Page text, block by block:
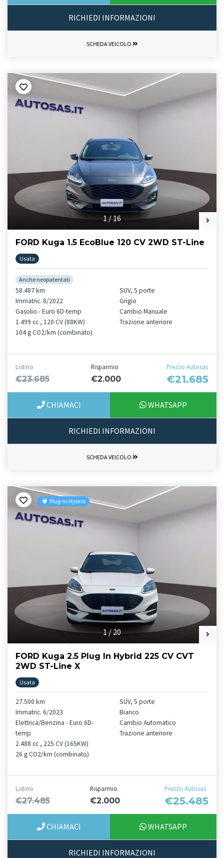
RICHIEDI INFORMAZIONI
SCHEDA VEICOLO
1 /16
FORD Kuga 1.5 EcoBlue 120 CV 2WD ST-Line
Usata
Anche neopatentati
58.487 km
Immatric. 8/2022
Gasolio - Euro 6D-temp
1.499 cc , 120 CV (88KW)
104 g CO2/km (combinato)
SUV, 5 porte
Grigio
Cambio Manuale
Trazione anteriore
Listino
€23.685
Risparmio
€2.000
Prezzo Autosas
€21.685
CHIAMACI WHATSAPP
RICHIEDI INFORMAZIONI
SCHEDA VEICOLO
1/20
Plug-In Hybrid
FORD Kuga 2.5 Plug In Hybrid 225 CV CVT
2WD ST-Line X
Usata
27.500 km
Immatric. 6/2023
Elettrica/Benzina - Euro 6D-
temp
2.488 cc , 225 CV (165KW)
26 g CO2/km (combinato)
SUV, 5 porte
Bianco
Cambio Automatico
Trazione anteriore
Listino
€27.485
Risparmio
€2.000
Prezzo Autosas
€25.485
CHIAMACI WHATSAPP
RICHIEDI INFORMAZIONI